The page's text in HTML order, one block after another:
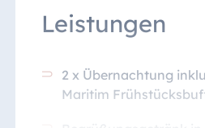
Leistungen
2 x Übernachtung
Maritim